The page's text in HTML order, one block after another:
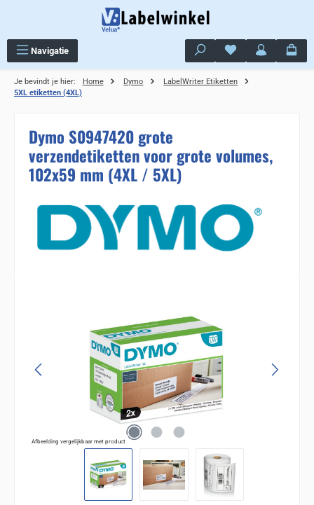
Navigatie Je hebt 0 items op
Je bevindt je hier: Home Dymo
LabelWriter Etiketten
5XL etiketten (4XL)
Dymo S0947420 grote
verzendetiketten voor grote volumes,
102x59 mm (4XL / 5XL)
Afbeelding vergelijkbaar met product